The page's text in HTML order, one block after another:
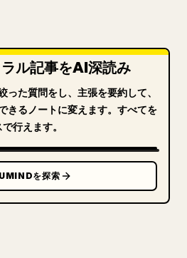
ル記事をAI深読み
った質問をし、主張を要約して、
きるノートに変えます。すべてを
行えます。
を探索